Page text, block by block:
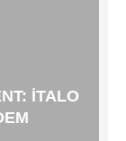
İTALO